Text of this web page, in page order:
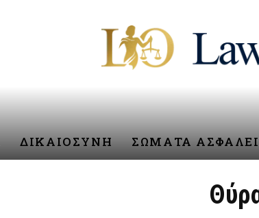
ΔΙΚΑΙΟΣΥΝΗ ΣΩΜΑΤΑ